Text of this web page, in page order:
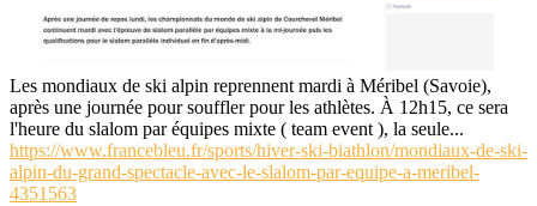
Les mondiaux de ski alpin reprennent mardi à Méribel (Savoie),
après une journée pour souffler pour les athlètes. À 12h15, ce sera
l'heure du slalom par équipes mixte ( team event ), la seule...
https://www.francebleu.fr/sports/hiver-ski-biathlon/mondiaux-de-ski-
alpin-du-grand-spectacle-avec-le-slalom-par-equipe-a-meribel-
4351563